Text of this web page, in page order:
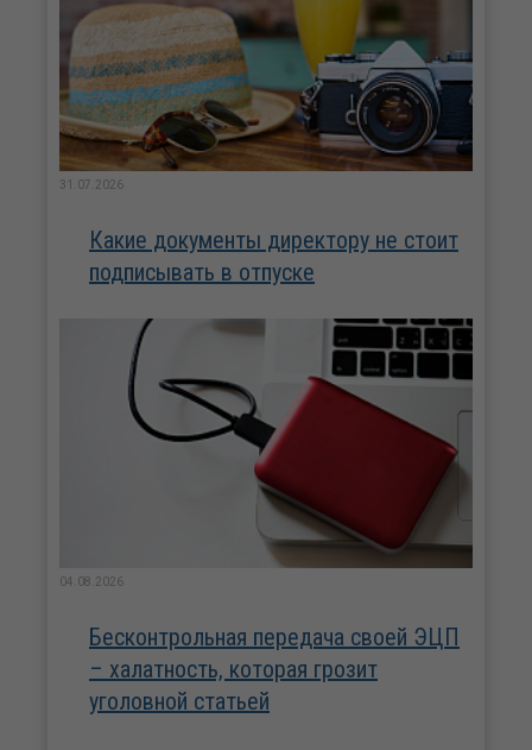
31.07.2026
Какие документы директору не стоит
подписывать в отпуске
04.08.2026
Бесконтрольная передача своей ЭЦП
– халатность, которая грозит
уголовной статьей